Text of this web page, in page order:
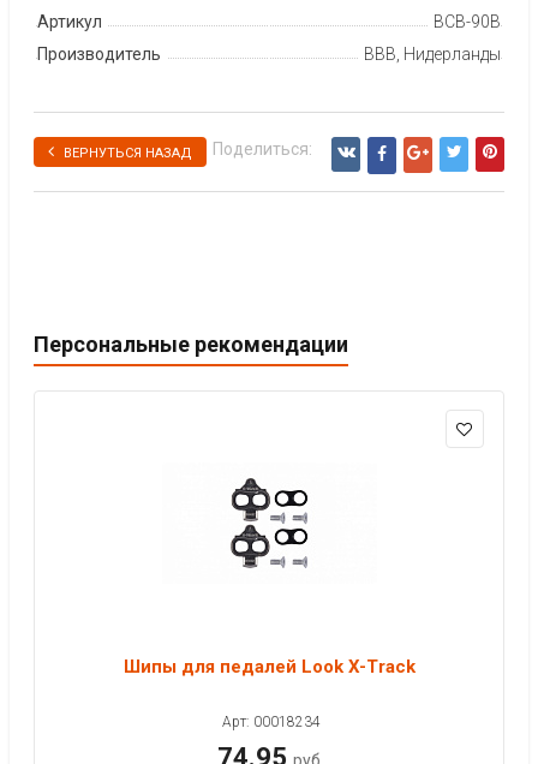
Артикул
BCB-90B
Производитель
BBB, Нидерланды
ВЕРНУТЬСЯ НАЗАД Поделиться:
Персональные рекомендации
Шипы для педалей Look X-Track
Арт: 00018234
74.95 руб